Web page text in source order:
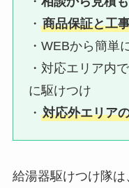
・商品保証と工
・WEBから簡単
・対応エリア内
に駆けつけ
・対応外エリア
給湯器駆けつけ隊